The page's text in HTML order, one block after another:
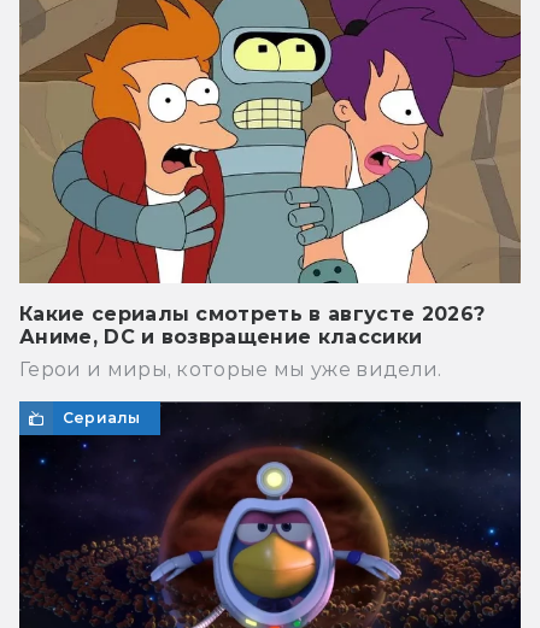
Какие сериалы смотреть в августе 2026?
Аниме, DC и возвращение классики
Герои и миры, которые мы уже видели.
Сериалы